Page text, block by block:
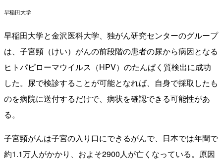
早稲田大学
早稲田大学と金沢医科大学、独がん研究センターのグループ
は、子宮頸（けい）がんの前段階の患者の尿から病因となる
ヒトパピローマウイルス（HPV）のたんぱく質検出に成功
した。尿で検診することが可能となれば、自身で採取したも
のを病院に送付するだけで、病状を確認できる可能性があ
る。
子宮頸がんは子宮の入り口にできるがんで、日本では年間で
約1.1万人がかかり、およそ2900人が亡くなっている。原因